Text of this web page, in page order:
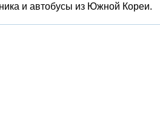
и автобусы из Южной Кореи.